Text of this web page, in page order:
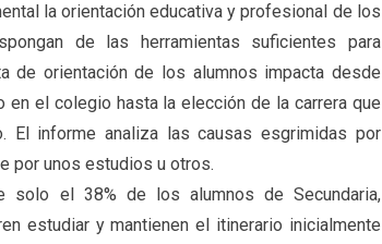
la orientación educativa y profesional de los
de las herramientas suficientes para
de orientación de los alumnos impacta desde
el colegio hasta la elección de la carrera que
El informe analiza las causas esgrimidas por
por unos estudios u otros.
solo el 38% de los alumnos de Secundaria,
estudiar y mantienen el itinerario inicialmente